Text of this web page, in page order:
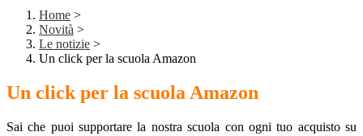
Home >
Novità >
Le notizie >
Un click per la scuola Amazon
Un click per la scuola Amazon
Sai che puoi supportare la nostra scuola con ogni tuo acquisto su